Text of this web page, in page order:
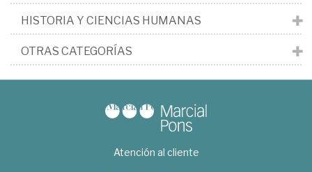
HISTORIA Y CIENCIAS HUMANAS
OTRAS CATEGORÍAS
Atención al cliente